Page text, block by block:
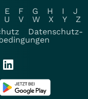
E F G H I
J
U V W X Y
Z
Datenschutz-